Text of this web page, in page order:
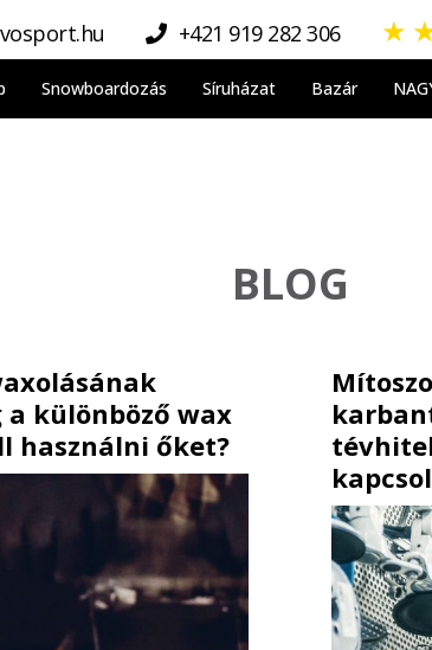
+421 919 282 306 ★
Snowboardozás Síruházat Bazár
BLOG
különböző wax
használni őket?